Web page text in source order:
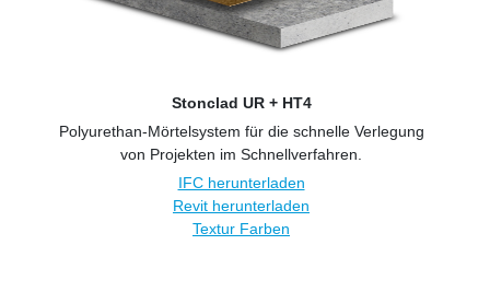
Stonclad UR + HT4
Polyurethan-Mörtelsystem für die schnelle Verlegung
von Projekten im Schnellverfahren.
IFC herunterladen
Revit herunterladen
Textur Farben